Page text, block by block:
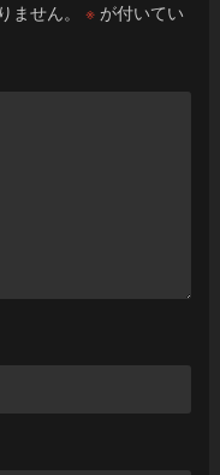
ません。 ※が付いてい